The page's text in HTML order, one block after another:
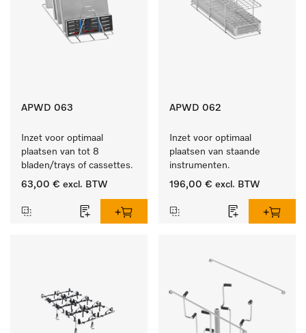
APWD 063
Inzet voor optimaal
plaatsen van tot 8
bladen/trays of cassettes.
63,00 € excl. BTW
APWD 062
Inzet voor optimaal
plaatsen van staande
instrumenten.
196,00 € excl. BTW